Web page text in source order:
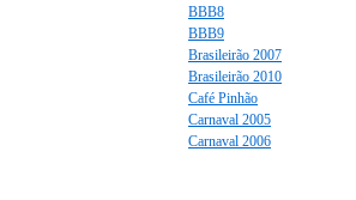
BBB8
BBB9
Brasileirão 2007
Brasileirão 2010
Café Pinhão
Carnaval 2005
Carnaval 2006